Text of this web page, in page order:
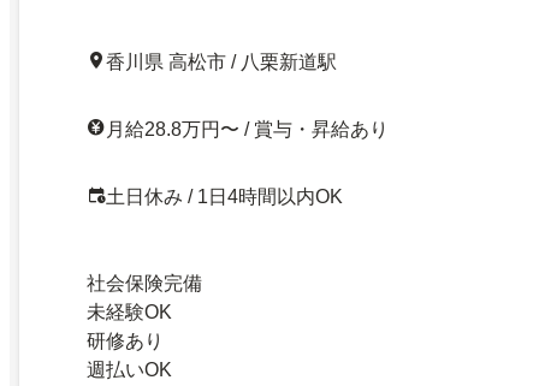
香川県 高松市 / 八栗新道駅
月給28.8万円〜 / 賞与・昇給あり
土日休み / 1日4時間以内OK
社会保険完備
未経験OK
研修あり
週払いOK